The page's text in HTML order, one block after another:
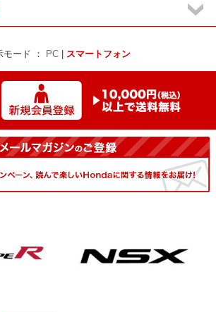
モード ： PC スマートフォン